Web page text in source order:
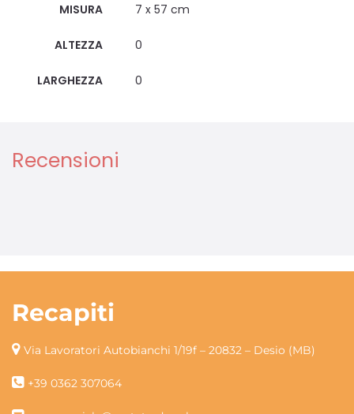
MISURA 7 x 57 cm
ALTEZZA 0
LARGHEZZA 0
Recensioni
Recapiti
Via Lavoratori Autobianchi 1/19f – 20832 – Desio (MB)
+39 0362 307064